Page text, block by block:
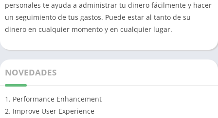
personales te ayuda a administrar tu dinero fácilmente y hacer
un seguimiento de tus gastos. Puede estar al tanto de su
dinero en cualquier momento y en cualquier lugar.
NOVEDADES
1. Performance Enhancement
2. Improve User Experience